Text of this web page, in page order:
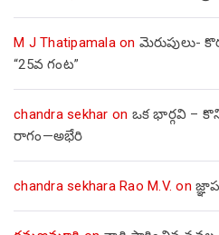
M J Thatipamalaon మెరుపులు-
“25వ గంట”
chandra sekhar on ఒక భార్గవి –
రాగం—అభేరి
chandra sekhara Rao M.V. on